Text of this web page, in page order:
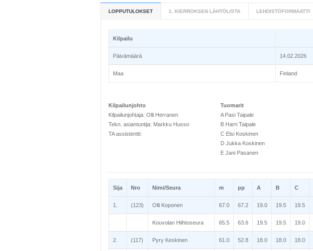
LOPPUTULOKSET 1. KIERROKSEN LÄHTÖLISTA LEHDISTÖFORMAATTI
Kilpailu
Päivämäärä 14.02.2026
Maa Finland
Kilpailunjohto
Kilpailunjohtaja: Olli Herranen
Tekn. asiantuntija: Markku Husso
TA assistentti:
Tuomarit
A Pasi Taipale
B Harri Taipale
C Elsi Koskinen
D Jukka Koskinen
E Jani Pasanen
Sija Nro Nimi/Seura m pp A B C
1. (123) Olli Koponen 67.0 67.2 19.0 19.5 19.5
Kouvolan Hiihtoseura 65.5 63.6 19.5 19.5 19.0
2. (117) Pyry Keskinen 61.0 52.8 18.0 18.0 18.0